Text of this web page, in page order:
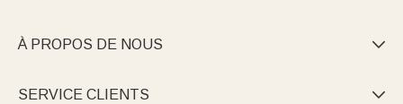
À PROPOS DE NOUS 
SERVICE CLIENTS 